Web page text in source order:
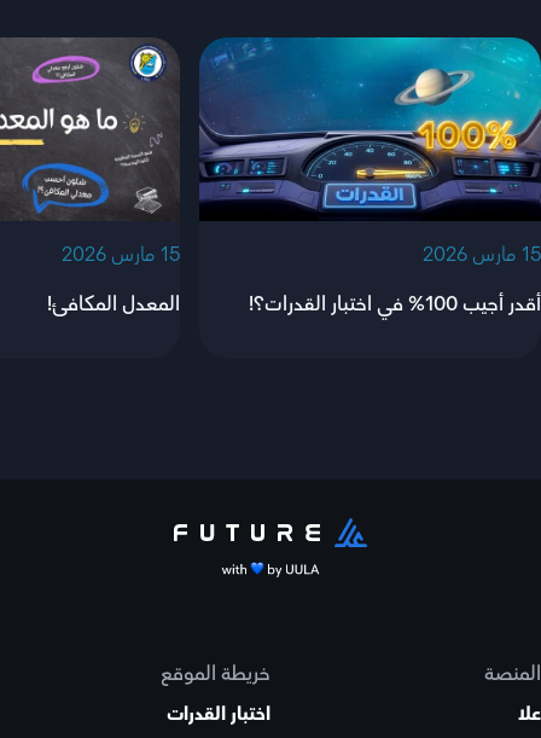
‫15 مارس 2026‬
أقدر أجيب 100% في اختبار القدرات؟!
‫15 مارس 2026‬
المعدل المكافئ!
المنصة
علا
خريطة الموقع
اختبار القدرات